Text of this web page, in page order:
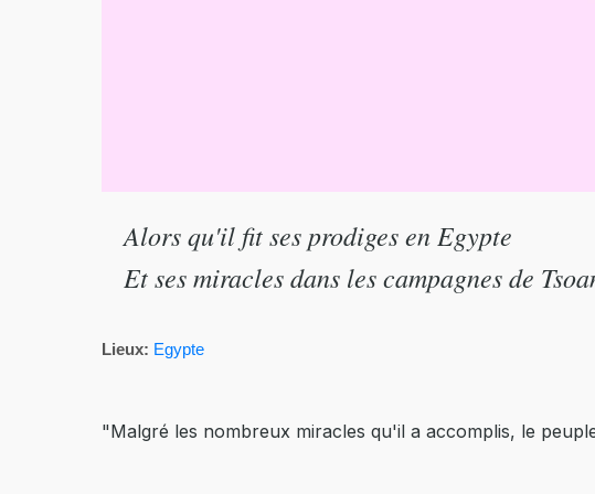
Alors qu'il fit ses prodiges en Egypte
Et ses miracles dans les campagnes de
Lieux: Egypte
"Malgré les nombreux miracles qu'il a accomplis, le